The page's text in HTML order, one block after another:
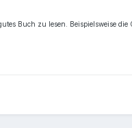
Buch zu lesen. Beispielsweise